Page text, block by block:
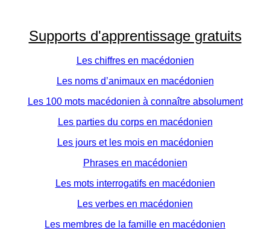
Supports d'apprentissage gratuits
Les chiffres en macédonien
Les noms d’animaux en macédonien
Les 100 mots macédonien à connaître absolument
Les parties du corps en macédonien
Les jours et les mois en macédonien
Phrases en macédonien
Les mots interrogatifs en macédonien
Les verbes en macédonien
Les membres de la famille en macédonien